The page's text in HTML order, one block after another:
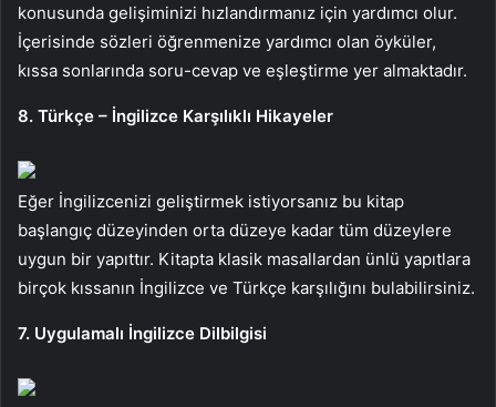
konusunda gelişiminizi hızlandırmanız için yardımcı olur.
İçerisinde sözleri öğrenmenize yardımcı olan öyküler,
kıssa sonlarında soru-cevap ve eşleştirme yer almaktadır.
8. Türkçe – İngilizce Karşılıklı Hikayeler
Eğer İngilizcenizi geliştirmek istiyorsanız bu kitap
başlangıç düzeyinden orta düzeye kadar tüm düzeylere
uygun bir yapıttır. Kitapta klasik masallardan ünlü yapıtlara
birçok kıssanın İngilizce ve Türkçe karşılığını bulabilirsiniz.
7. Uygulamalı İngilizce Dilbilgisi